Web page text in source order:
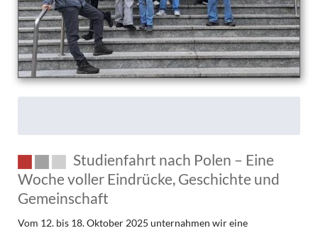
Studienfahrt nach Polen – Eine
Woche voller Eindrücke, Geschichte und
Gemeinschaft
Vom 12. bis 18. Oktober 2025 unternahmen wir eine